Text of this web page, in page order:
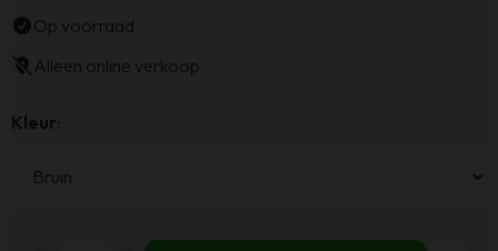
Op voorraad
Alleen online verkoop
Kleur